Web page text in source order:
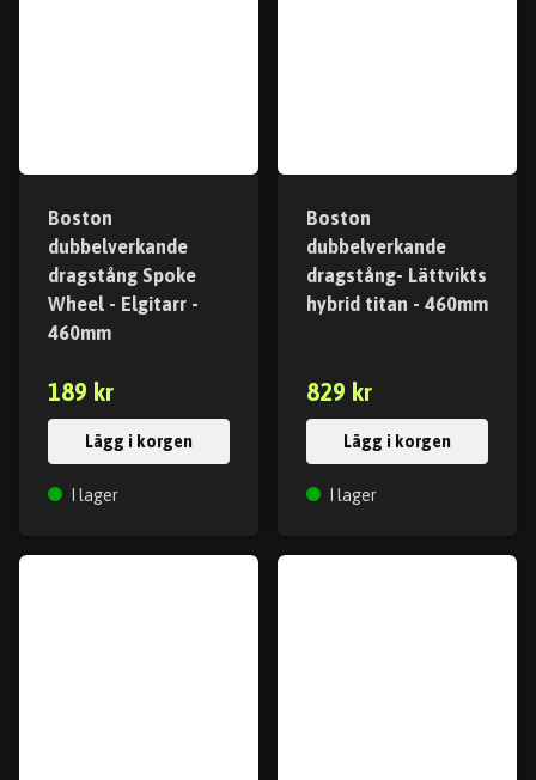
Boston
dubbelverkande
dragstång Spoke
Wheel - Elgitarr -
460mm
189 kr
Lägg i korgen
I lager
Boston
dubbelverkande
dragstång- Lättvikts
hybrid titan - 460mm
829 kr
Lägg i korgen
I lager